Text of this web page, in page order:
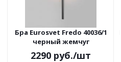
Бра Eurosvet Fredo 40036/1
черный жемчуг
2290 руб./шт